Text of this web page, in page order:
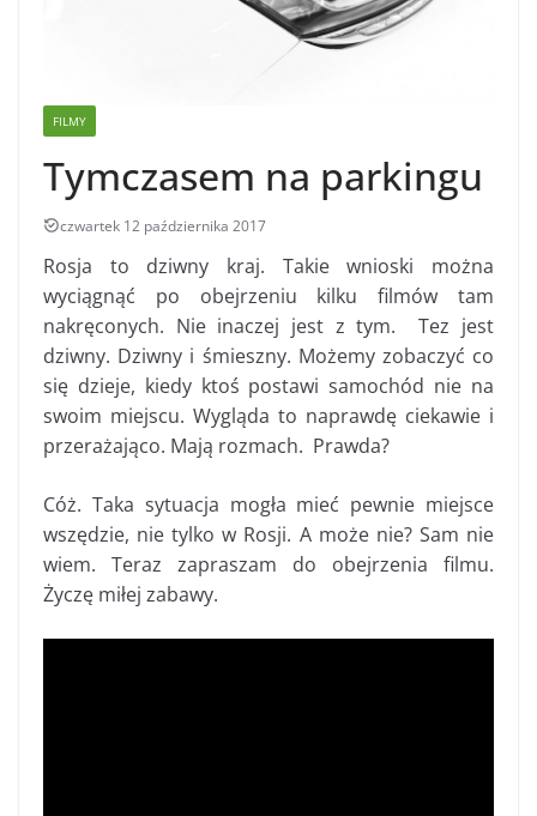
FILMY
Tymczasem na parkingu
czwartek 12 października 2017
Rosja to dziwny kraj. Takie wnioski można
wyciągnąć po obejrzeniu kilku filmów tam
nakręconych. Nie inaczej jest z tym. Tez jest
dziwny. Dziwny i śmieszny. Możemy zobaczyć co
się dzieje, kiedy ktoś postawi samochód nie na
swoim miejscu. Wygląda to naprawdę ciekawie i
przerażająco. Mają rozmach. Prawda?
Cóż. Taka sytuacja mogła mieć pewnie miejsce
wszędzie, nie tylko w Rosji. A może nie? Sam nie
wiem. Teraz zapraszam do obejrzenia filmu.
Życzę miłej zabawy.